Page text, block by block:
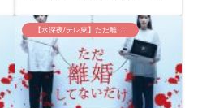
ない」と佐野(深水元基)を殺そ
うとすると、正隆（北山宏
光）は「俺がやる」と言って
佐野の元へ向かった。それか
ら1か月後、雪映のお腹...
【水深夜/テレ東】ただ離婚してないだけ